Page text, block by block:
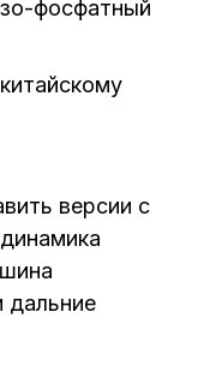
фосфатный
версии с
дальние